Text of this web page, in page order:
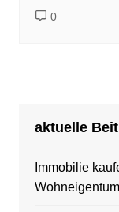
0
aktuelle
Immobilie